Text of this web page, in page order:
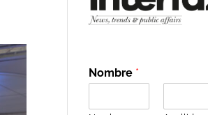
Nombre *